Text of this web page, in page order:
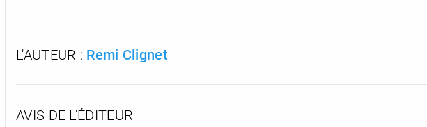
L'AUTEUR : Remi Clignet
AVIS DE L'ÉDITEUR